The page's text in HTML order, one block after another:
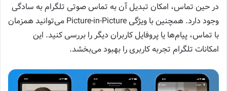
در حین تماس، امکان تبدیل آن به تماس صوتی تلگرام به سادگی
وجود دارد. همچنین با ویژگی Picture-in-Picture می‌توانید همزمان
با تماس، پیام‌ها یا پروفایل کاربران دیگر را بررسی کنید. این
امکانات تلگرام تجربه کاربری را بهبود می‌بخشد.